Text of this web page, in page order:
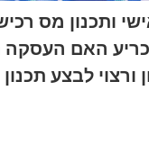
ותכנון מס
האם העסקה
ורצוי לבצע